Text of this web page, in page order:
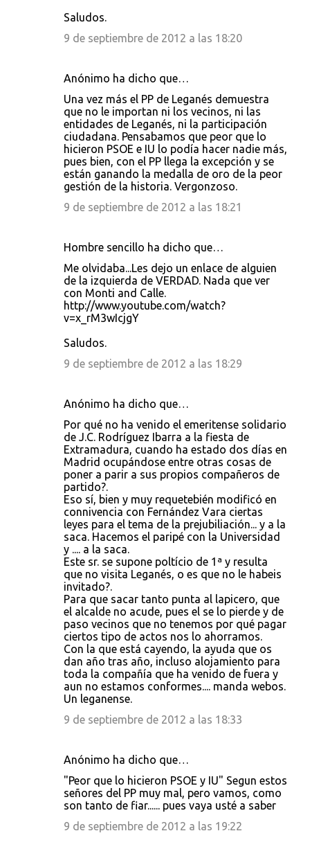
Saludos.
9 de septiembre de 2012 a las 18:20
Anónimo ha dicho que…
Una vez más el PP de Leganés demuestra
que no le importan ni los vecinos, ni las
entidades de Leganés, ni la participación
ciudadana. Pensabamos que peor que lo
hicieron PSOE e IU lo podía hacer nadie más,
pues bien, con el PP llega la excepción y se
están ganando la medalla de oro de la peor
gestión de la historia. Vergonzoso.
9 de septiembre de 2012 a las 18:21
Hombre sencillo ha dicho que…
Me olvidaba...Les dejo un enlace de alguien
de la izquierda de VERDAD. Nada que ver
con Monti and Calle.
http://www.youtube.com/watch?
v=x_rM3wIcjgY
Saludos.
9 de septiembre de 2012 a las 18:29
Anónimo ha dicho que…
Por qué no ha venido el emeritense solidario
de J.C. Rodríguez Ibarra a la fiesta de
Extramadura, cuando ha estado dos días en
Madrid ocupándose entre otras cosas de
poner a parir a sus propios compañeros de
partido?.
Eso sí, bien y muy requetebién modificó en
connivencia con Fernández Vara ciertas
leyes para el tema de la prejubiliación... y a la
saca. Hacemos el paripé con la Universidad
y .... a la saca.
Este sr. se supone poltício de 1ª y resulta
que no visita Leganés, o es que no le habeis
invitado?.
Para que sacar tanto punta al lapicero, que
el alcalde no acude, pues el se lo pierde y de
paso vecinos que no tenemos por qué pagar
ciertos tipo de actos nos lo ahorramos.
Con la que está cayendo, la ayuda que os
dan año tras año, incluso alojamiento para
toda la compañía que ha venido de fuera y
aun no estamos conformes.... manda webos.
Un leganense.
9 de septiembre de 2012 a las 18:33
Anónimo ha dicho que…
"Peor que lo hicieron PSOE y IU" Segun estos
señores del PP muy mal, pero vamos, como
son tanto de fiar...... pues vaya usté a saber
9 de septiembre de 2012 a las 19:22